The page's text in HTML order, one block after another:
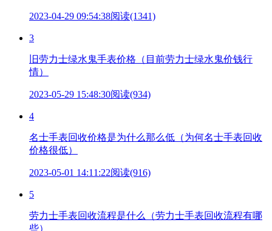
2023-04-29 09:54:38阅读(1341)
3
旧劳力士绿水鬼手表价格（目前劳力士绿水鬼价钱行
情）
2023-05-29 15:48:30阅读(934)
4
名士手表回收价格是为什么那么低（为何名士手表回收
价格很低）
2023-05-01 14:11:22阅读(916)
5
劳力士手表回收流程是什么（劳力士手表回收流程有哪
些）